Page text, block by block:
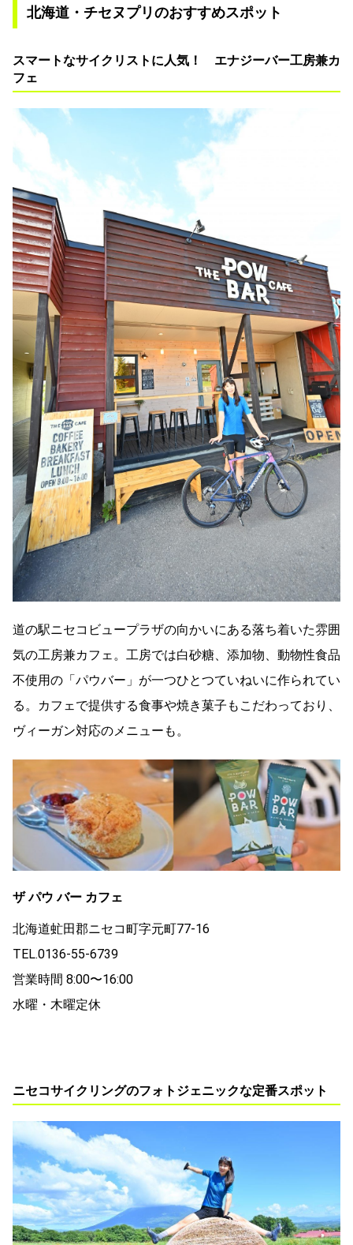
北海道・チセヌプリのおすすめスポット
スマートなサイクリストに人気！ エナジーバー工房兼カ
フェ
道の駅ニセコビュープラザの向かいにある落ち着いた雰囲
気の工房兼カフェ。工房では白砂糖、添加物、動物性食品
不使用の「パウバー」が一つひとつていねいに作られてい
る。カフェで提供する食事や焼き菓子もこだわっており、
ヴィーガン対応のメニューも。
ザ パウ バー カフェ
北海道虻田郡ニセコ町字元町77-16
TEL.0136-55-6739
営業時間 8:00〜16:00
水曜・木曜定休
ニセコサイクリングのフォトジェニックな定番スポット